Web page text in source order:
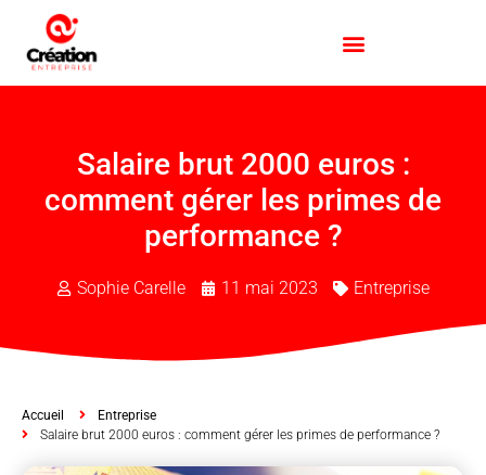
Salaire brut 2000 euros :
comment gérer les primes de
performance ?
Sophie Carelle 11 mai 2023 Entreprise
Accueil
Entreprise
Salaire brut 2000 euros : comment gérer les primes de performance ?